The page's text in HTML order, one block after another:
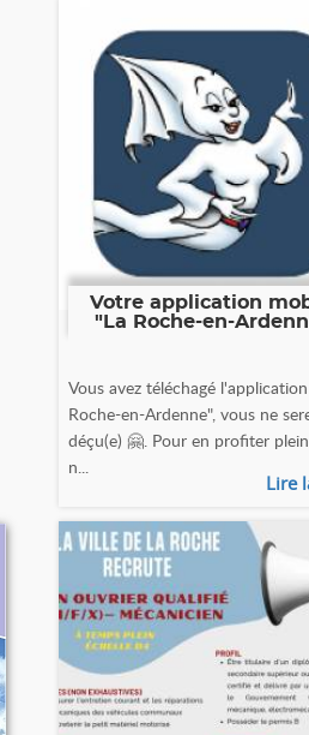
Votre application
"La Roche-en-
Vous avez téléchagé
Roche-en-Ardenne", vous ne
déçu(e) 🤗. Pour en profiter
n...
Lire